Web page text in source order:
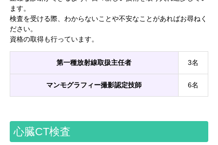
ます。
検査を受ける際、わからないことや不安なことがあればお尋ねく
ださい。
資格の取得も行っています。
第一種放射線取扱主任者 3名
マンモグラフィー撮影認定技師 6名
心臓CT検査